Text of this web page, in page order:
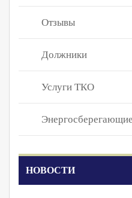
Отзывы
Должники
Услуги ТКО
НОВОСТИ